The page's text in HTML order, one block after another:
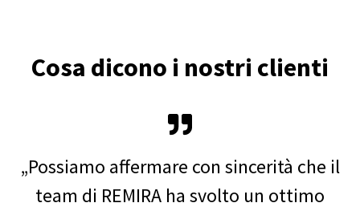
Cosa dicono i nostri clienti
„Possiamo affermare con sincerità che il
team di REMIRA ha svolto un ottimo